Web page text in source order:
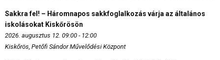
Sakkra fel! – Háromnapos sakkfoglalkozás várja az általános
iskolásokat Kiskőrösön
2026. augusztus 12. 09:00 - 12:00
Kiskőrös, Petőfi Sándor Művelődési Központ